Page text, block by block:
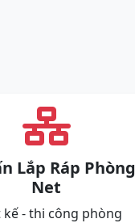
Lắp Ráp Phòng
Net
kế - thi công phòng